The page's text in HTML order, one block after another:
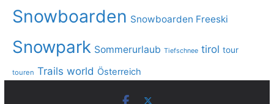
Snowboarden Snowboarden Freeski
Snowpark Sommerurlaub Tiefschnee tirol tour
touren Trails world Österreich